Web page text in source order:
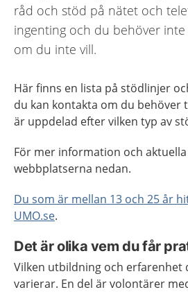
råd och stöd på nätet och
ingenting och du behöver
om du inte vill.
Här finns en lista på stödlinjer
du kan kontakta om du behöver
är uppdelad efter vilken typ av
För mer information och
webbplatserna nedan.
Du som är mellan 13 och 25 år
UMO.se.
Det är olika vem du får
Vilken utbildning och erfarenhet
varierar. En del är volontärer